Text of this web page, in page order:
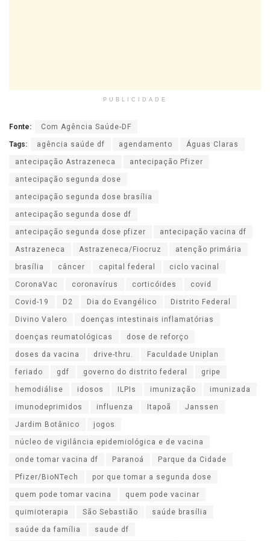
PUBLICIDADE
Fonte: Com Agência Saúde-DF
Tags: agência saúde df agendamento Águas Claras
antecipação Astrazeneca antecipação Pfizer
antecipação segunda dose
antecipação segunda dose brasília
antecipação segunda dose df
antecipação segunda dose pfizer antecipação vacina df
Astrazeneca Astrazeneca/Fiocruz atenção primária
brasília câncer capital federal ciclo vacinal
CoronaVac coronavírus corticóides covid
Covid-19 D2 Dia do Evangélico Distrito Federal
Divino Valero doenças intestinais inflamatórias
doenças reumatológicas dose de reforço
doses da vacina drive-thru. Faculdade Uniplan
feriado gdf governo do distrito federal gripe
hemodiálise idosos ILPIs imunização imunizada
imunodeprimidos influenza Itapoã Janssen
Jardim Botânico jogos
núcleo de vigilância epidemiológica e de vacina
onde tomar vacina df Paranoá Parque da Cidade
Pfizer/BioNTech por que tomar a segunda dose
quem pode tomar vacina quem pode vacinar
quimioterapia São Sebastião saúde brasília
saúde da família saude df